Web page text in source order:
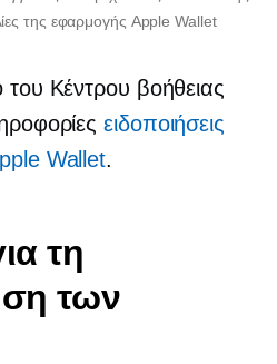
της εφαρμογής Apple Wallet
Κέντρου βοήθειας
ειδοποιήσεις
Wallet.
τη
των